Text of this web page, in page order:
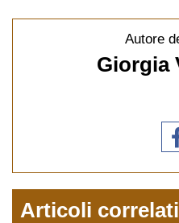
Autore
Giorgia
Articoli correlati